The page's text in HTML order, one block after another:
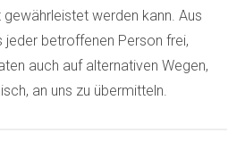
werden kann. Aus
jeder betroffenen Person frei,
auch auf alternativen Wegen,
an uns zu übermitteln.